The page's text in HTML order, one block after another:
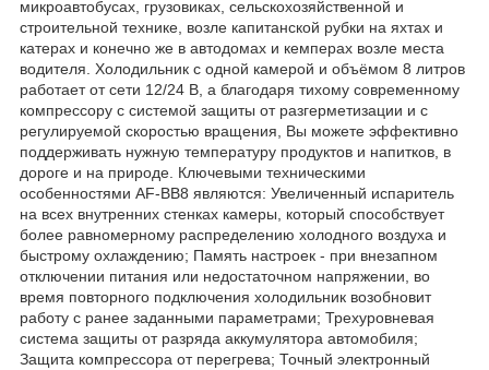
микроавтобусах, грузовиках, сельскохозяйственной и
строительной технике, возле капитанской рубки на яхтах и
катерах и конечно же в автодомах и кемперах возле места
водителя. Холодильник с одной камерой и объёмом 8 литров
работает от сети 12/24 В, а благодаря тихому современному
компрессору с системой защиты от разгерметизации и с
регулируемой скоростью вращения, Вы можете эффективно
поддерживать нужную температуру продуктов и напитков, в
дороге и на природе. Ключевыми техническими
особенностями AF-BB8 являются: Увеличенный испаритель
на всех внутренних стенках камеры, который способствует
более равномерному распределению холодного воздуха и
быстрому охлаждению; Память настроек - при внезапном
отключении питания или недостаточном напряжении, во
время повторного подключения холодильник возобновит
работу с ранее заданными параметрами; Трехуровневая
система защиты от разряда аккумулятора автомобиля;
Защита компрессора от перегрева; Точный электронный